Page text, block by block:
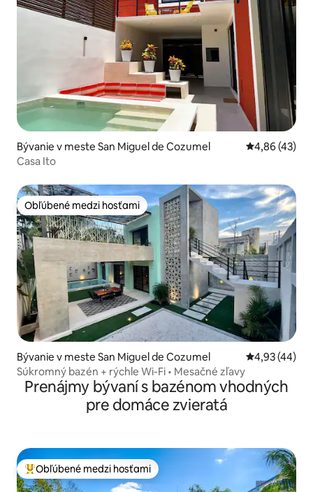
Bývanie v meste San Miguel de Cozumel Priemerné
4,86 (43)
Casa Ito
Obľúbené medzi hosťami
Obľúbené medzi hosťami
Bývanie v meste San Miguel de Cozumel Priemerné
4,93 (44)
Súkromný bazén + rýchle Wi-Fi • Mesačné zľavy
Prenájmy bývaní s bazénom vhodných
pre domáce zvieratá
Najobľúbenejšie medzi hosťami
Obľúbené medzi hosťami